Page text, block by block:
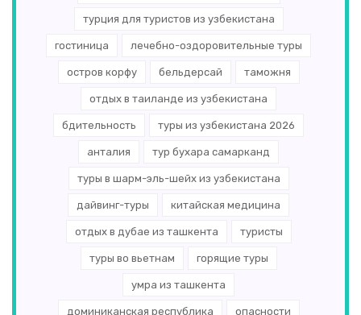
турция для туристов из узбекистана
гостиница лечебно-оздоровительные туры
остров корфу бельдерсай таможня
отдых в таиланде из узбекистана
бдительность туры из узбекистана 2026
анталия тур бухара самарканд
туры в шарм-эль-шейх из узбекистана
дайвинг-туры китайская медицина
отдых в дубае из ташкента туристы
туры во вьетнам горящие туры
умра из ташкента
доминиканская республика опасности